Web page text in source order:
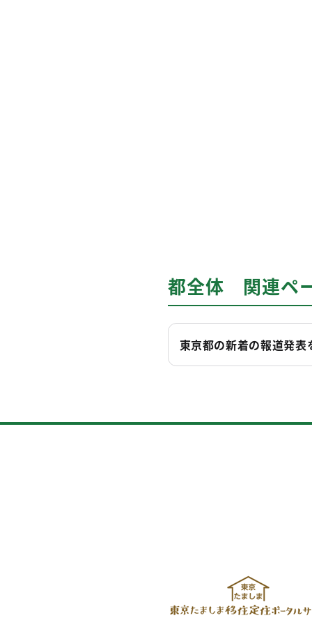
都全体 関連ペ
東京都の新着の報道発表